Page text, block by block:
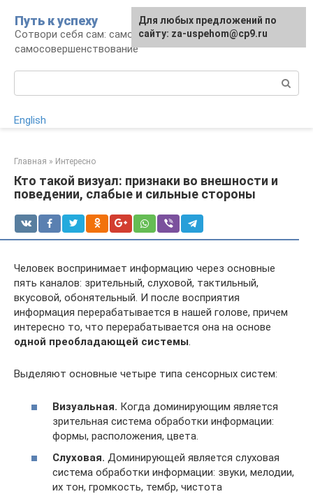
контенту
Путь к успеху
Сотвори себя сам: саморазвитие и
самосовершенствование
English
Главная » Интересно
Кто такой визуал: признаки во внешности и
поведении, слабые и сильные стороны
Человек воспринимает информацию через основные
пять каналов: зрительный, слуховой, тактильный,
вкусовой, обонятельный. И после восприятия
информация перерабатывается в нашей голове, причем
интересно то, что перерабатывается она на основе
одной преобладающей системы.
Выделяют основные четыре типа сенсорных систем:
Визуальная. Когда доминирующим является
зрительная система обработки информации:
формы, расположения, цвета.
Слуховая. Доминирующей является слуховая
система обработки информации: звуки, мелодии,
их тон, громкость, тембр, чистота
Для любых предложений по
сайту: za-uspehom@cp9.ru